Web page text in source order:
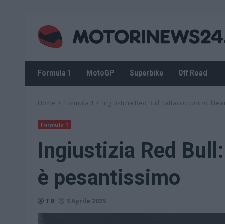
content
Formula 1 MotoGP Superbike Off Road
Home Formula 1 Ingiustizia Red Bull: l’attacco contro il
Formula 1
Ingiustizia Red
è pesantissimo
T B 3 Aprile 2025